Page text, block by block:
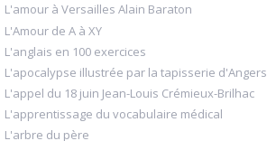
L'amour à Versailles Alain Baraton
L'Amour de A à XY
L'anglais en 100 exercices
L'apocalypse illustrée par la tapisserie d'Angers
L'appel du 18 juin Jean-Louis Crémieux-Brilhac
L'apprentissage du vocabulaire médical
L'arbre du père